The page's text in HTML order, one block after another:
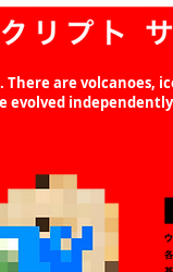
are volcanoes,
evolved